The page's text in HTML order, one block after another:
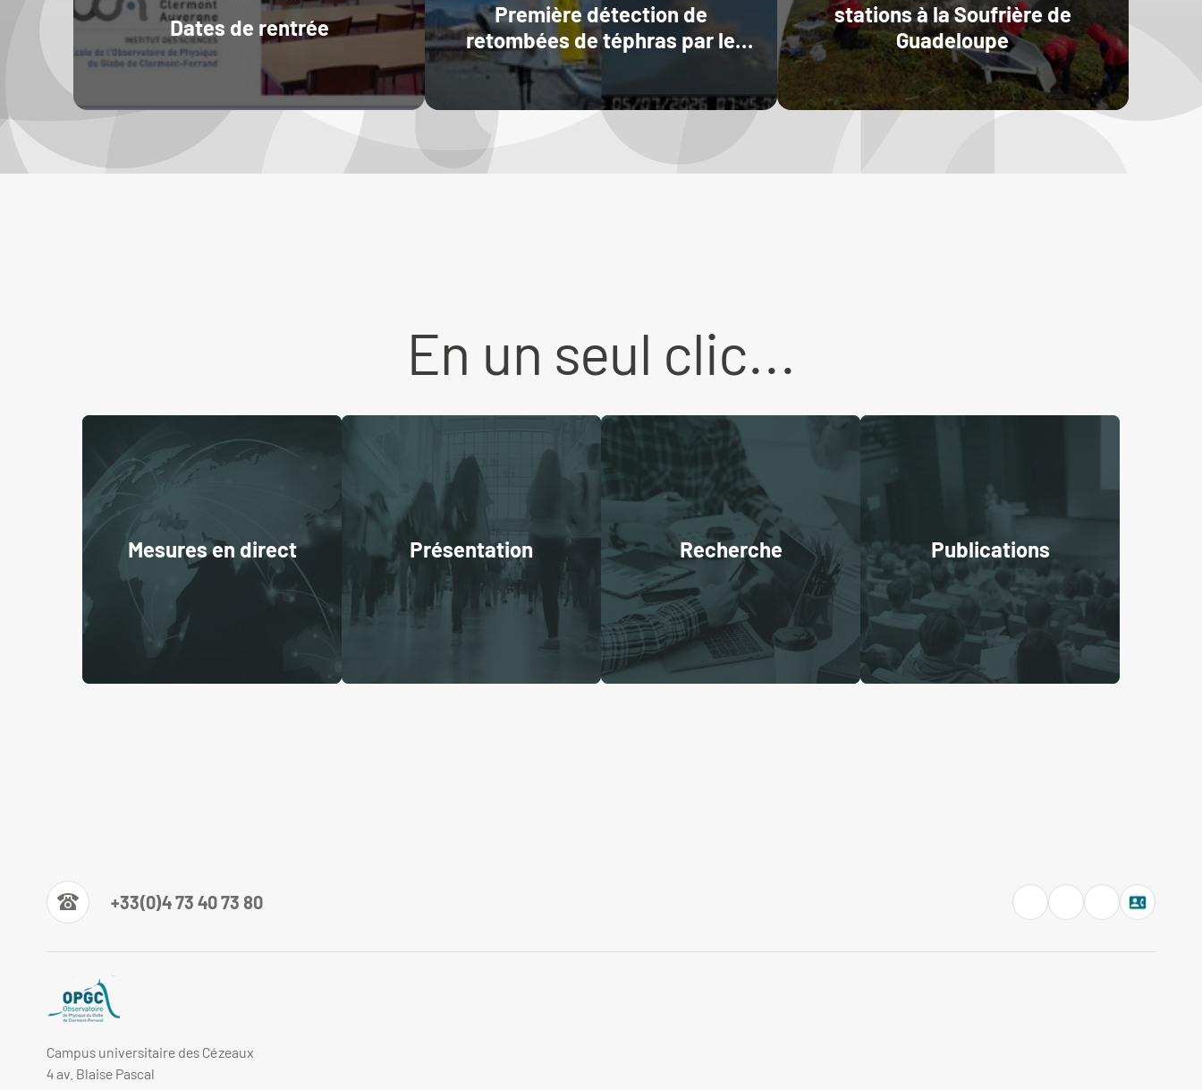
Dates de rentrée
Première détection de
retombées de téphras par le
réseau permanent de
disdromètres du LMV-OPGC à
l’Etna
stations à la Soufrière de
Guadeloupe
En un seul clic...
Mesures en direct Présentation Recherche Publications
+33(0)4 73 40 73 80
Campus universitaire des Cézeaux
4 av. Blaise Pascal